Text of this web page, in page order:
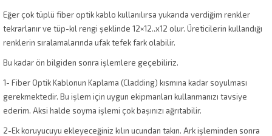
Eğer çok tüplü fiber optik kablo kullanılırsa yukarıda verdiğim renkler
tekrarlanır ve tüp-kıl rengi şeklinde 12×12..x12 olur. Üreticilerin kullandığı
renklerin sıralamalarında ufak tefek fark olabilir.
Bu kadar ön bilgiden sonra işlemlere geçebiliriz.
1- Fiber Optik Kablonun Kaplama (Cladding) kısmına kadar soyulması
gerekmektedir. Bu işlem için uygun ekipmanları kullanmanızı tavsiye
ederim. Aksi halde soyma işlemi çok başınızı ağrıtabilir.
2-Ek koruyucuyu ekleyeceğiniz kılın ucundan takın. Ark işleminden sonra